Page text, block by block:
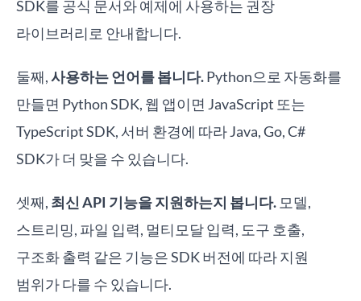
SDK를 공식 문서와 예제에 사용하는 권장
라이브러리로 안내합니다.
둘째,사용하는 언어를 봅니다.Python으로 자동화를
만들면 Python SDK, 웹 앱이면 JavaScript 또는
TypeScript SDK, 서버 환경에 따라 Java, Go, C#
SDK가 더 맞을 수 있습니다.
셋째, 최신 API 기능을 지원하는지 봅니다. 모델,
스트리밍, 파일 입력, 멀티모달 입력, 도구 호출,
구조화 출력 같은 기능은 SDK 버전에 따라 지원
범위가 다를 수 있습니다.